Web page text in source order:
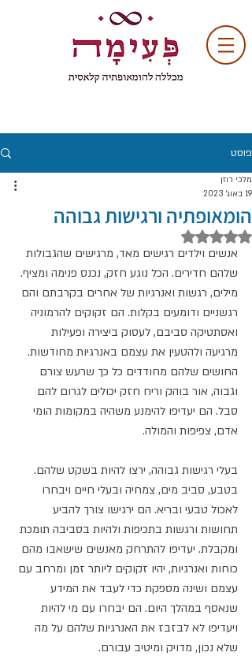
פוסט
הומאופתיה ורגישות גבוהה
מלכי רוזן
19 באוג׳ 2023
דירוג של NaN מתוך 5 כוכבים
אנשים וילדים רגישים מאד, מרגישים שהגבולות
שלהם חדירים. הכל נוגע חזק, נכנס פנימה ומציף.
מילים, רגשות ואנרגיות של אחרים בקרבתם והם
רגשניים ודומעים בקלות. הם זקוקים להרמוניה
ואסתטיקה סביבם, לעסוק ביצירה ופעילות
מרגיעה ולהטעין את עצמם באנרגיות מחודשות.
החושים שלהם מחודדים כל כך שרעש צורם
וגבוה, אור בוהק וריח חזק יכולים לגרום להם
סבל. הם יעדיפו להימנע משהיה במקומות הומי
אדם, צפיפות והמולה.
בעלי רגישות גבוהה, ירצו להיות בשקט שלהם.
בטבע, סביב מים, צמחיה ובעלי חיים ויבחרו
לאכול טבעי ובריא. הם ירגישו צורך להביע
תחושות ורגשות בתכיפות ולהיות בסביבה תומכת
ומקבלת. יעדיפו להתרחק מאנשים שישאבו מהם
כוחות ואנרגיות, יהיו זקוקים ליותר זמן ומרחב עם
עצמם ושינה מספקת כדי לעבד את המידע
שנאסף במהלך היום. הם יבחרו עם מי להיות
ויעדיפו לא לבזבז את האנרגיות שלהם על מה
שלא נכון, מדויק ומיטיב עבורם.